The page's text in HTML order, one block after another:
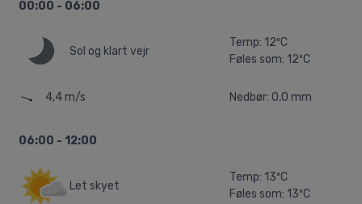
00:00 - 06:00
Sol og klart vejr
Temp: 12ºC
Føles som: 12ºC
4,4 m/s Nedbør: 0,0 mm
06:00 - 12:00
Let skyet
Temp: 13ºC
Føles som: 13ºC